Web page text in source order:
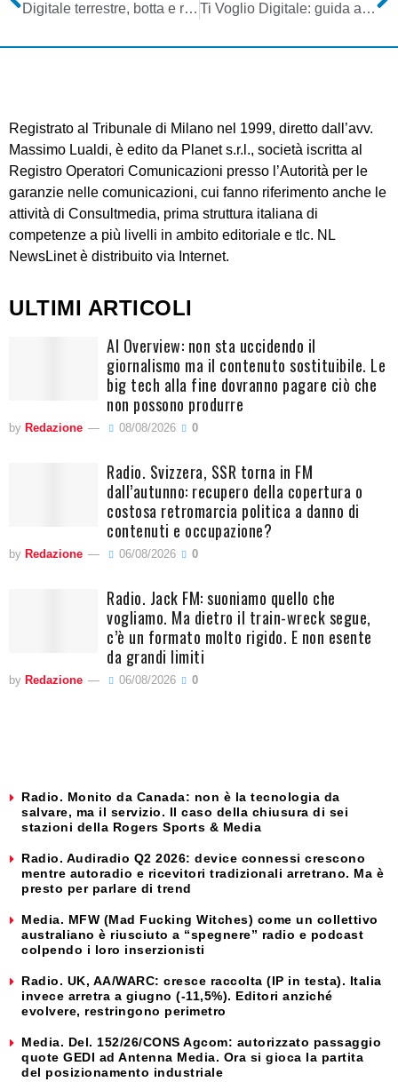
Digitale terrestre, botta e risposta: per servire il territorio come in analogico serve più potenza. No, non è vero. Sì che è vero Ti Voglio Digitale: guida ai programmi delle web tv
Registrato al Tribunale di Milano nel 1999, diretto dall’avv.
Massimo Lualdi, è edito da Planet s.r.l., società iscritta al
Registro Operatori Comunicazioni presso l’Autorità per le
garanzie nelle comunicazioni, cui fanno riferimento anche le
attività di Consultmedia, prima struttura italiana di
competenze a più livelli in ambito editoriale e tlc. NL
NewsLinet è distribuito via Internet.
ULTIMI ARTICOLI
AI Overview: non sta uccidendo il
giornalismo ma il contenuto sostituibile. Le
big tech alla fine dovranno pagare ciò che
non possono produrre
by Redazione 08/08/2026 0
Radio. Svizzera, SSR torna in FM
dall’autunno: recupero della copertura o
costosa retromarcia politica a danno di
contenuti e occupazione?
by Redazione 06/08/2026 0
Radio. Jack FM: suoniamo quello che
vogliamo. Ma dietro il train-wreck segue,
c’è un formato molto rigido. E non esente
da grandi limiti
by Redazione 06/08/2026 0
Radio. Monito da Canada: non è la tecnologia da
salvare, ma il servizio. Il caso della chiusura di sei
stazioni della Rogers Sports & Media
Radio. Audiradio Q2 2026: device connessi crescono
mentre autoradio e ricevitori tradizionali arretrano. Ma è
presto per parlare di trend
Media. MFW (Mad Fucking Witches) come un collettivo
australiano è riusciuto a “spegnere” radio e podcast
colpendo i loro inserzionisti
Radio. UK, AA/WARC: cresce raccolta (IP in testa). Italia
invece arretra a giugno (-11,5%). Editori anziché
evolvere, restringono perimetro
Media. Del. 152/26/CONS Agcom: autorizzato passaggio
quote GEDI ad Antenna Media. Ora si gioca la partita
del posizionamento industriale